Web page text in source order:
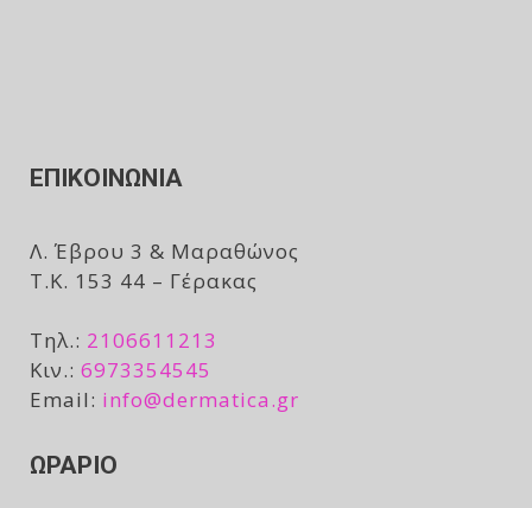
ΕΠΙΚΟΙΝΩΝΙΑ
Λ. Έβρου 3 & Μαραθώνος
Τ.Κ. 153 44 – Γέρακας
Τηλ.: 2106611213
Κιν.: 6973354545
Email: info@dermatica.gr
ΩΡΑΡΙΟ